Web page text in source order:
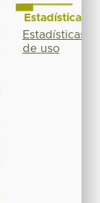
Estadísticas
Estadísticas
de uso